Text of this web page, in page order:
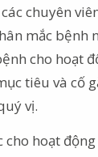
chuyên
mắc bệnh
cho hoạt
tiêu và cố
vị.
hoạt